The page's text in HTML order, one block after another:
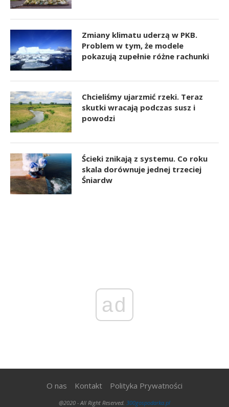
Zmiany klimatu uderzą w PKB.
Problem w tym, że modele
pokazują zupełnie różne rachunki
Chcieliśmy ujarzmić rzeki. Teraz
skutki wracają podczas susz i
powodzi
Ścieki znikają z systemu. Co roku
skala dorównuje jednej trzeciej
Śniardw
ad
O nas Kontakt Polityka Prywatności
@2020 - All Right Reserved. 300gospodarka.pl